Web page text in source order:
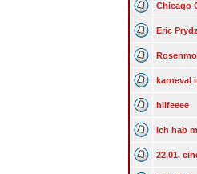
Chicago
Eric Prydz
karneval
hilfeeee
Ich hab
22.01.